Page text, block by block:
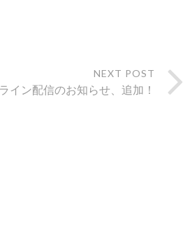
NEXT POST
イン配信のお知らせ、追加！